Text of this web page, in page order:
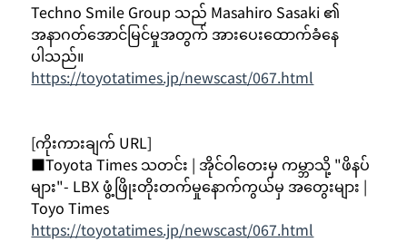
Techno Smile Group သည် Masahiro Sasaki ၏
အနာဂတ်အောင်မြင်မှုအတွက် အားပေးထောက်ခံနေ
ပါသည်။
https://toyotatimes.jp/newscast/067.html
[ကိုးကားချက် URL]
■Toyota Times သတင်း | အိုင်ဝါတေးမှ ကမ္ဘာသို့ "ဖိနပ်
များ"- LBX ဖွံ့ဖြိုးတိုးတက်မှုနောက်ကွယ်မှ အတွေးများ |
Toyo Times
https://toyotatimes.jp/newscast/067.html